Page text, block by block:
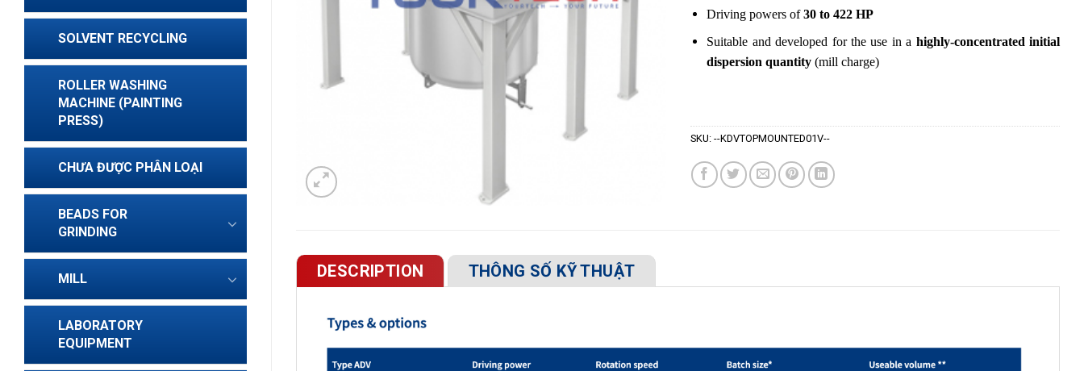
SOLVENT RECYCLING
ROLLER WASHING
MACHINE (PAINTING
PRESS)
CHƯA ĐƯỢC PHÂN LOẠI
BEADS FOR
GRINDING
MILL
LABORATORY
EQUIPMENT
Driving powers of30 to 422 HP
Suitable and developed for the use in a highly-concentrated initial
dispersion quantity (mill charge)
SKU: --KDVTOPMOUNTED01V--
DESCRIPTION THÔNG SỐ KỸ THUẬT